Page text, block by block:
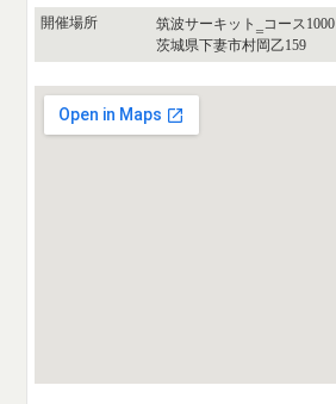
開催場所
筑波サーキット‗コース1000
茨城県下妻市村岡乙159